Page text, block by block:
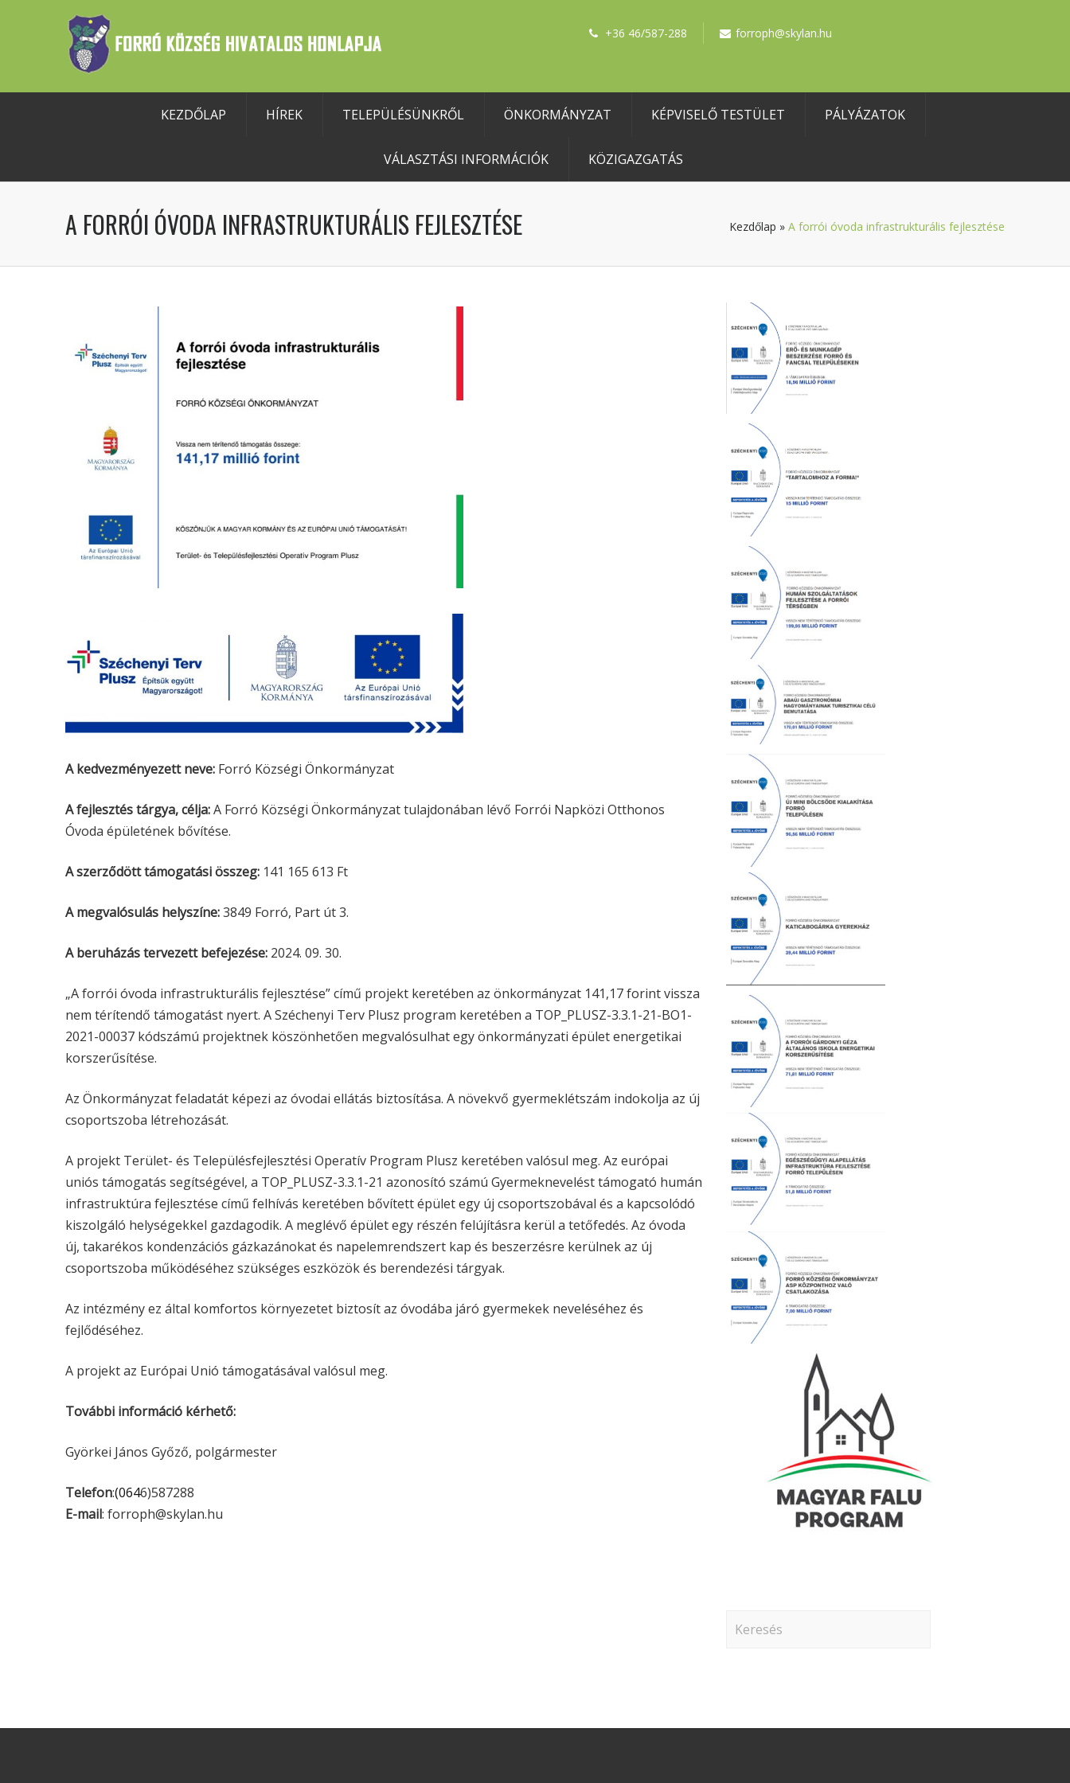
+36 46/587-288 forroph@skylan.hu
KEZDŐLAP HÍREK TELEPÜLÉSÜNKRŐL ÖNKORMÁNYZAT KÉPVISELŐ TESTÜLET PÁLYÁZATOK
VÁLASZTÁSI INFORMÁCIÓK KÖZIGAZGATÁS
A FORRÓI ÓVODA INFRASTRUKTURÁLIS FEJLESZTÉSE Kezdőlap » A forrói óvoda infrastrukturális fejlesztése
A kedvezményezett neve: Forró Községi Önkormányzat
A fejlesztés tárgya, célja:A Forró Községi Önkormányzat tulajdonában lévő Forrói Napközi Otthonos
Óvoda épületének bővítése.
A szerződött támogatási összeg: 141 165 613 Ft
A megvalósulás helyszíne:3849 Forró, Part út 3.
A beruházás tervezett befejezése: 2024. 09. 30.
„A forrói óvoda infrastrukturális fejlesztése” című projekt keretében az önkormányzat 141,17 forint vissza
nem térítendő támogatást nyert. A Széchenyi Terv Plusz program keretében a TOP_PLUSZ-3.3.1-21-BO1-
2021-00037 kódszámú projektnek köszönhetően megvalósulhat egy önkormányzati épület energetikai
korszerűsítése.
Az Önkormányzat feladatát képezi az óvodai ellátás biztosítása. A növekvő gyermeklétszám indokolja az új
csoportszoba létrehozását.
A projekt Terület- és Településfejlesztési Operatív Program Plusz keretében valósul meg. Az európai
uniós támogatás segítségével, a TOP_PLUSZ-3.3.1-21 azonosító számú Gyermeknevelést támogató humán
infrastruktúra fejlesztése című felhívás keretében bővített épület egy új csoportszobával és a kapcsolódó
kiszolgáló helységekkel gazdagodik. A meglévő épület egy részén felújításra kerül a tetőfedés. Az óvoda
új, takarékos kondenzációs gázkazánokat és napelemrendszert kap és beszerzésre kerülnek az új
csoportszoba működéséhez szükséges eszközök és berendezési tárgyak.
Az intézmény ez által komfortos környezetet biztosít az óvodába járó gyermekek neveléséhez és
fejlődéséhez.
A projekt az Európai Unió támogatásával valósul meg.
További információ kérhető:
Györkei János Győző, polgármester
Telefon:(0646)587288
E-mail: forroph@skylan.hu